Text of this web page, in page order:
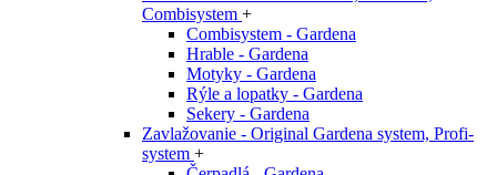
Combisystem +
Combisystem - Gardena
Hrable - Gardena
Motyky - Gardena
Rýle a lopatky - Gardena
Sekery - Gardena
Zavlažovanie - Original Gardena system, Profi-
system +